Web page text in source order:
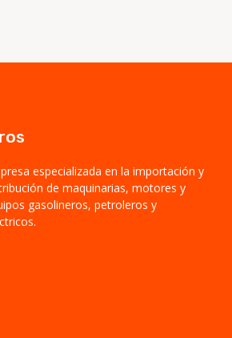
especializada en la importación y
de maquinarias, motores y
gasolineros, petroleros y